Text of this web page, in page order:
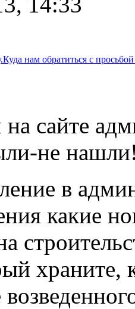
нам обратиться с
на сайте
не
в
какие
храните,